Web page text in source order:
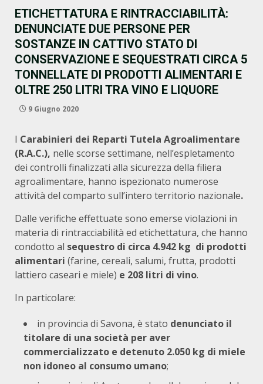
ETICHETTATURA E RINTRACCIABILITÀ:
DENUNCIATE DUE PERSONE PER
SOSTANZE IN CATTIVO STATO DI
CONSERVAZIONE E SEQUESTRATI CIRCA 5
TONNELLATE DI PRODOTTI ALIMENTARI E
OLTRE 250 LITRI TRA VINO E LIQUORE
9 Giugno 2020
I Carabinieri dei Reparti Tutela Agroalimentare
(R.A.C.), nelle scorse settimane, nell’espletamento
dei controlli finalizzati alla sicurezza della filiera
agroalimentare, hanno ispezionato numerose
attività del comparto sull’intero territorio nazionale.
Dalle verifiche effettuate sono emerse violazioni in
materia di rintracciabilità ed etichettatura, che hanno
condotto al sequestro di circa 4.942 kg di prodotti
alimentari (farine, cereali, salumi, frutta, prodotti
lattiero caseari e miele) e 208 litri di vino.
In particolare:
in provincia di Savona, è stato denunciato il
titolare di una società per aver
commercializzato e detenuto 2.050 kg di miele
non idoneo al consumo umano;